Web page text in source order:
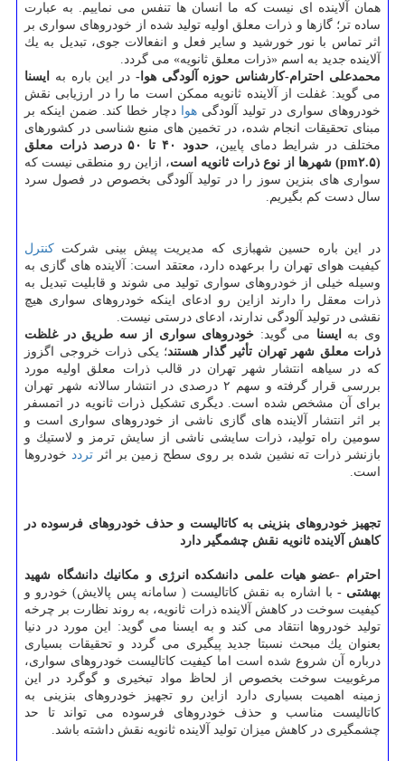
همان آلاینده ای نیست كه ما انسان ها تنفس می نماییم. به عبارت
ساده تر؛ گازها و ذرات معلق اولیه تولید شده از خودروهای سواری بر
اثر تماس با نور خورشید و سایر فعل و انفعالات جوی، تبدیل به یك
آلاینده جدید به اسم «ذرات معلق ثانویه» می گردد.
محمدعلی احترام-كارشناس حوزه آلودگی هوا- در این باره به
ایسنا
می گوید: غفلت از آلاینده ثانویه ممكن است ما را در ارزیابی نقش
خودروهای سواری در تولید آلودگی هوا
دچار خطا كند. ضمن اینكه بر
مبنای تحقیقات انجام شده، در تخمین های منبع شناسی در كشورهای
مختلف در شرایط دمای پایین،
حدود ۴۰ تا ۵۰ درصد ذرات معلق
(pm۲.۵) شهرها از نوع ذرات ثانویه است
، ازاین رو منطقی نیست كه
سواری های بنزین سوز را در تولید آلودگی بخصوص در فصول سرد
سال دست كم بگیریم.
در این باره حسین شهبازی كه مدیریت پیش بینی شركت كنترل
كیفیت هوای تهران را برعهده دارد، معتقد است: آلاینده های گازی به
وسیله خیلی از خودروهای سواری تولید می شوند و قابلیت تبدیل به
ذرات معقل را دارند ازاین رو ادعای اینكه خودروهای سواری هیچ
نقشی در تولید آلودگی ندارند، ادعای درستی نیست.
وی به
ایسنا می گوید: خودروهای سواری از سه طریق در غلظت
ذرات معلق شهر تهران تأثیر گذار هستند؛ یكی ذرات خروجی اگزوز
كه در سیاهه انتشار شهر تهران در قالب ذرات معلق اولیه مورد
بررسی قرار گرفته و سهم ۲ درصدی در انتشار سالانه شهر تهران
برای آن مشخص شده است. دیگری تشكیل ذرات ثانویه در اتمسفر
بر اثر انتشار آلاینده های گازی ناشی از خودروهای سواری است و
سومین راه تولید، ذرات سایشی ناشی از سایش ترمز و لاستیك و
بازنشر ذرات ته نشین شده بر روی سطح زمین بر اثرتردد خودروها
است.
تجهیز خودروهای بنزینی به كاتالیست و حذف خودروهای فرسوده در
كاهش آلاینده ثانویه نقش چشمگیر دارد
احترام -عضو هیات علمی دانشكده انرژی و مكانیك دانشگاه شهید
بهشتی - با اشاره به نقش كاتالیست ( سامانه پس پالایش) خودرو و
كیفیت سوخت در كاهش آلاینده ذرات ثانویه، به روند نظارت بر چرخه
تولید خودروها انتقاد می كند و به ایسنا می گوید: این مورد در دنیا
بعنوان یك مبحث نسبتا جدید پیگیری می گردد و تحقیقات بسیاری
درباره آن شروع شده است اما كیفیت كاتالیست خودروهای سواری،
مرغوبیت سوخت بخصوص از لحاظ مواد تبخیری و گوگرد در این
زمینه اهمیت بسیاری دارد ازاین رو تجهیز خودروهای بنزینی به
كاتالیست مناسب و حذف خودروهای فرسوده می تواند تا حد
چشمگیری در كاهش میزان تولید آلاینده ثانویه نقش داشته باشد.